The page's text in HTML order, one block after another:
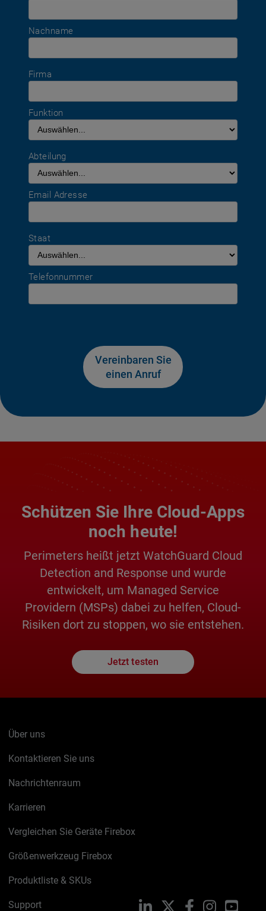
Nachname
Firma
Funktion
Abteilung
Email Adresse
Staat
Telefonnummer
Vereinbaren Sie
einen Anruf
Schützen Sie Ihre Cloud-Apps
noch heute!
Perimeters heißt jetzt WatchGuard Cloud
Detection and Response und wurde
entwickelt, um Managed Service
Providern (MSPs) dabei zu helfen, Cloud-
Risiken dort zu stoppen, wo sie entstehen.
Jetzt testen
Über uns
Kontaktieren Sie uns
Nachrichtenraum
Karrieren
Vergleichen Sie Geräte Firebox
Größenwerkzeug Firebox
Produktliste & SKUs
Support LinkedIn FacebookInstagram